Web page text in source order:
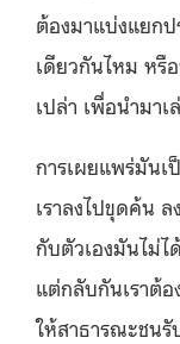
ต้องมาแบ่งแยก
เดียวกันไหม หรื
เปล่า เพื่อนำมา
การเผยแพร่มัน
เราลงไปขุดค้น
กับตัวเองมันไม่ไ
แต่กลับกันเราต้
ให้สาธารณะชน